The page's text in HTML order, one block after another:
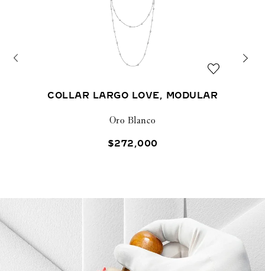
COLLAR LARGO LOVE, MODULAR
Oro Blanco
$272,000